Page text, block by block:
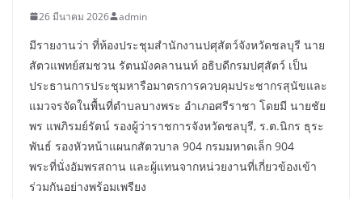
26 มีนาคม 2026 admin
มีรายงานว่า ที่ห้องประชุมสำนักงานปศุสัตว์จังหวัดชลบุรี นาย
สัตวแพทย์สมชวน รัตนมังคลานนท์ อธิบดีกรมปศุสัตว์ เป็น
ประธานการประชุมหารือมาตรการควบคุมประชากรสุนัขและ
แมวจรจัดในพื้นที่ตำบลบางพระ อำเภอศรีราชา โดยมี นายชัย
พร แพภิรมย์รัตน์ รองผู้ว่าราชการจังหวัดชลบุรี, ร.ต.นิกร ธุระ
พันธ์ รองหัวหน้าแผนกสัตวบาล 904 กรมมหาดเล็ก 904
พระที่นั่งอัมพรสถาน และผู้แทนจากหน่วยงานที่เกี่ยวข้องเข้า
ร่วมกันอย่างพร้อมเพรียง